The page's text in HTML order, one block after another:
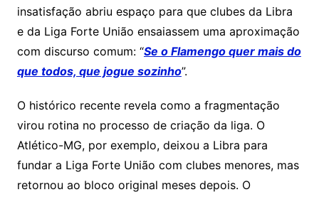
insatisfação abriu espaço para que clubes da Libra
e da Liga Forte União ensaiassem uma aproximação
com discurso comum: “Se o Flamengo quer mais do
que todos, que jogue sozinho”.
O histórico recente revela como a fragmentação
virou rotina no processo de criação da liga. O
Atlético-MG, por exemplo, deixou a Libra para
fundar a Liga Forte União com clubes menores, mas
retornou ao bloco original meses depois. O